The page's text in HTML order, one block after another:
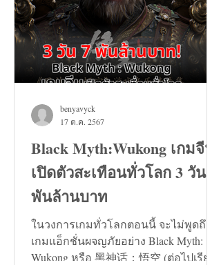
Black Myth:Wukong เกมจีน
เปิดตัวสะเทือนทั่วโลก 3 วัน 7
พันล้านบาท
ในวงการเกมทั่วโลกตอนนี้ จะไม่พูดถึง
เกมแอ็กชั่นผจญภัยอย่าง Black Myth:
Wukong หรือ 黑神话：悟空 (ต่อไปเรียก
benyavyck
17 ต.ค. 2567